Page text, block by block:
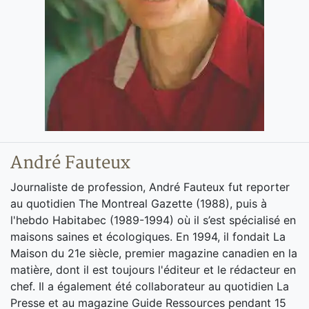
André Fauteux
Journaliste de profession, André Fauteux fut reporter
au quotidien The Montreal Gazette (1988), puis à
l'hebdo Habitabec (1989-1994) où il s’est spécialisé en
maisons saines et écologiques. En 1994, il fondait La
Maison du 21e siècle, premier magazine canadien en la
matière, dont il est toujours l'éditeur et le rédacteur en
chef. Il a également été collaborateur au quotidien La
Presse et au magazine Guide Ressources pendant 15